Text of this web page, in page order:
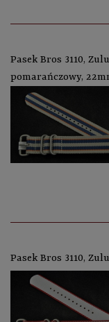
Pasek Bros 3110,
pomarańczowy,
Pasek Bros 3110,